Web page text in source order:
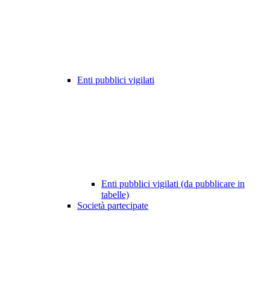
Enti pubblici vigilati
Enti pubblici vigilati (da pubblicare in
tabelle)
Società partecipate